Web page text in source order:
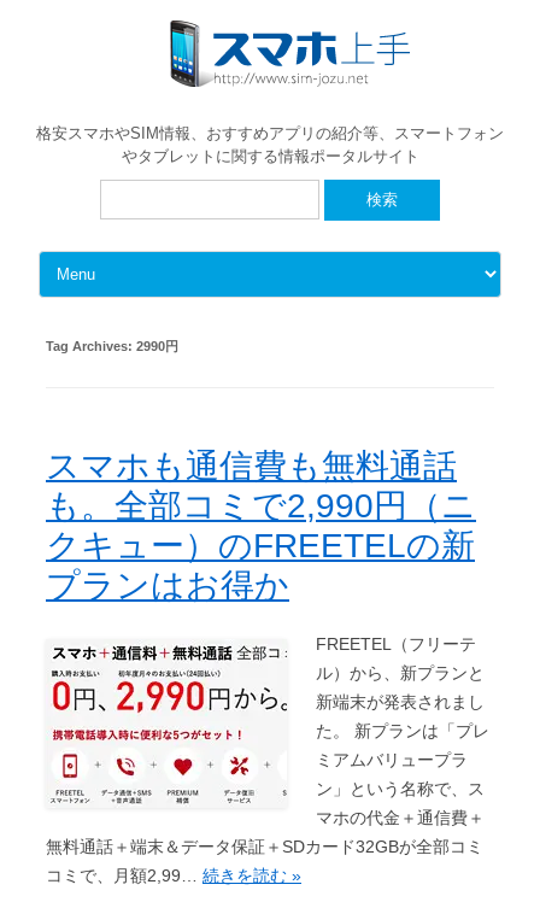
格安スマホやSIM情報、おすすめアプリの紹介等、スマートフォン
やタブレットに関する情報ポータルサイト
Skip to content
Tag Archives: 2990円
スマホも通信費も無料通話
も。全部コミで2,990円（ニ
クキュー）のFREETELの新
プランはお得か
FREETEL（フリーテ
ル）から、新プランと
新端末が発表されまし
た。 新プランは「プレ
ミアムバリュープラ
ン」という名称で、ス
マホの代金＋通信費＋
無料通話＋端末＆データ保証＋SDカード32GBが全部コミ
コミで、月額2,99… 続きを読む »